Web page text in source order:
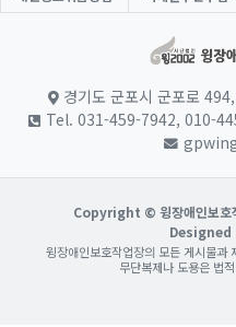
경기도 군포시 군포로
Tel. 031-459-7942, 010-
Copyright © 윙장애인보호
Designed
윙장애인보호작업장의 모든 게시물과
무단복제나 도용은 법